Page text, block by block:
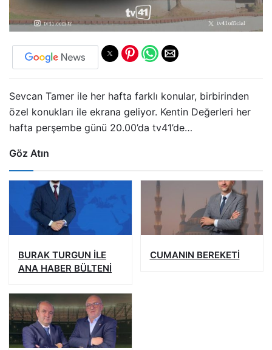
Sevcan Tamer ile her hafta farklı konular, birbirinden
özel konukları ile ekrana geliyor. Kentin Değerleri her
hafta perşembe günü 20.00’da tv41’de…
Göz Atın
BURAK TURGUN İLE
ANA HABER BÜLTENİ
CUMANIN BEREKETİ